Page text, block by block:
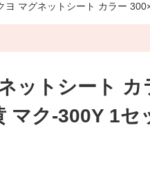
ヨ マグネットシート カラー
ットシート カ
マク-300Y 1セ